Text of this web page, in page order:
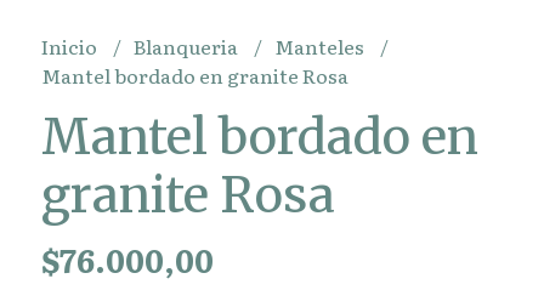
Inicio Blanqueria
Manteles
Mantel bordado en granite Rosa
Mantel bordado en
granite Rosa
$76.000,00